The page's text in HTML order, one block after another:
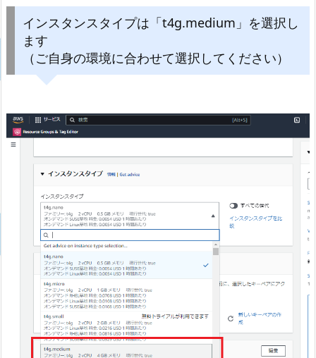
インスタンスタイプは「t4g.medium」を選択し
ます
（ご自身の環境に合わせて選択してください）